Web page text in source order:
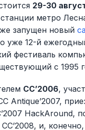
29-30
метро
запущен новый
уже 12-й
фестиваль
с 1995
CC’2006,
Antique’2007,
HackAround,
и,